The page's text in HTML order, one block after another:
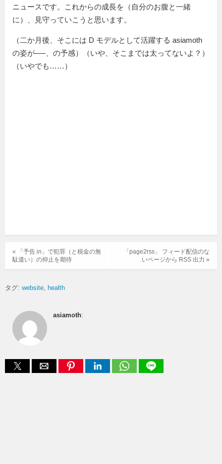
ニュースです。これからの成長を（自分のお腹と一緒
に）、見守っていこうと思います。
（二か月後、そこには D モデルとして活躍する asiamoth
の姿が──、の予感）（いや、そこまでは太ってないよ？）
（いやでも……）
「page2rss」 フィード配信のな
いページから RSS 出力 »
« 「予告.in」で犯罪（と税金の無
駄遣い）の抑止を期待
タグ: website health
asiamoth: